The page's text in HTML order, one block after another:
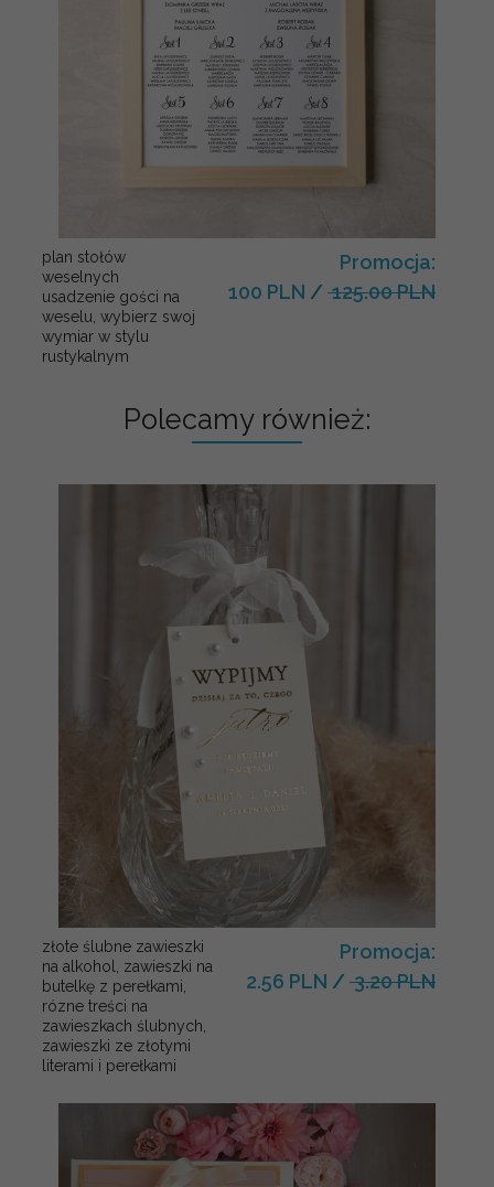
plan stołów
weselnych
usadzenie gości na
weselu, wybierz swoj
wymiar w stylu
rustykalnym
Promocja:
100 PLN / 125.00 PLN
Polecamy również:
złote ślubne zawieszki
na alkohol, zawieszki na
butelkę z perełkami,
rózne treści na
zawieszkach ślubnych,
zawieszki ze złotymi
literami i perełkami
Promocja:
2.56 PLN / 3.20 PLN